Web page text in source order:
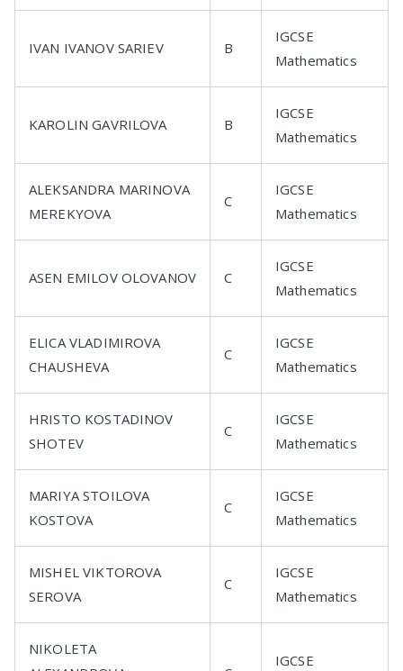
IVAN IVANOV SARIEV B
IGCSE
Mathematics
KAROLIN GAVRILOVA B
IGCSE
Mathematics
ALEKSANDRA MARINOVA
MEREKYOVA
C
IGCSE
Mathematics
ASEN EMILOV OLOVANOV C
IGCSE
Mathematics
ELICA VLADIMIROVA
CHAUSHEVA
C
IGCSE
Mathematics
HRISTO KOSTADINOV
SHOTEV
C
IGCSE
Mathematics
MARIYA STOILOVA
KOSTOVA
C
IGCSE
Mathematics
MISHEL VIKTOROVA
SEROVA
C
IGCSE
Mathematics
NIKOLETA
IGCSE